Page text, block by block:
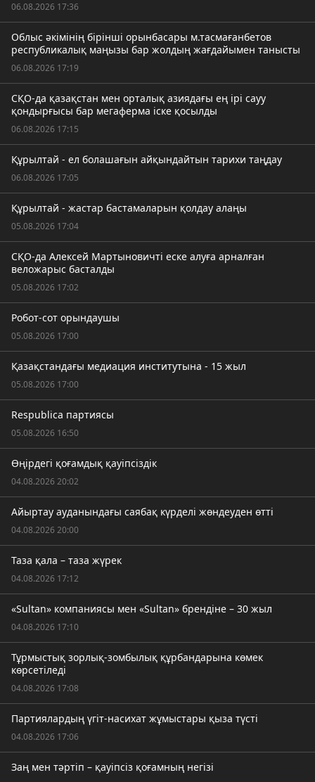
06.08.2026 17:36
Облыс әкімінің бірінші орынбасары м.тасмағанбетов
республикалық маңызы бар жолдың жағдайымен танысты
06.08.2026 17:19
СҚО-да қазақстан мен орталық азиядағы ең ірі сауу
қондырғысы бар мегаферма іске қосылды
06.08.2026 17:15
Құрылтай - ел болашағын айқындайтын тарихи таңдау
06.08.2026 17:05
Құрылтай - жастар бастамаларын қолдау алаңы
05.08.2026 17:04
СҚО-да Алексей Мартыновичті еске алуға арналған
веложарыс басталды
05.08.2026 17:02
Робот-сот орындаушы
05.08.2026 17:00
Қазақстандағы медиация институтына - 15 жыл
05.08.2026 17:00
Respublica партиясы
05.08.2026 16:50
Өңірдегі қоғамдық қауіпсіздік
04.08.2026 20:02
Айыртау ауданындағы саябақ күрделі жөндеуден өтті
04.08.2026 20:00
Таза қала – таза жүрек
04.08.2026 17:12
«Sultan» компаниясы мен «Sultan» брендіне – 30 жыл
04.08.2026 17:10
Тұрмыстық зорлық-зомбылық құрбандарына көмек
көрсетіледі
04.08.2026 17:08
Партиялардың үгіт-насихат жұмыстары қыза түсті
04.08.2026 17:06
Заң мен тәртіп – қауіпсіз қоғамның негізі